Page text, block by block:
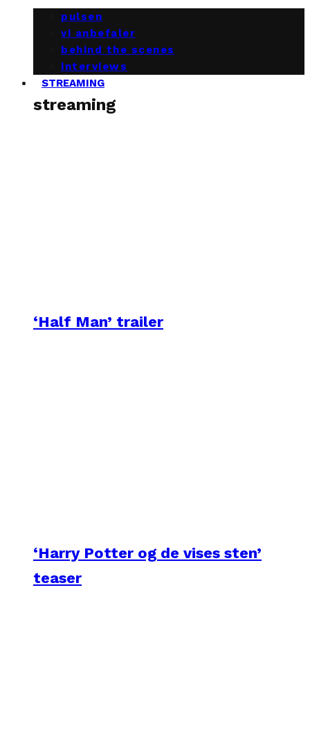
pulsen
vi anbefaler
behind the scenes
interviews
STREAMING
streaming
‘Half Man’ trailer
‘Harry Potter og de vises sten’
teaser